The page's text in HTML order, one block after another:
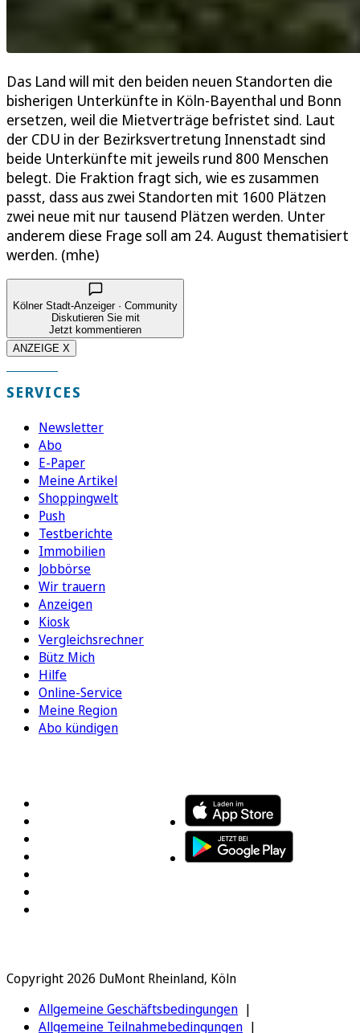
Das Land will mit den beiden neuen Standorten die
bisherigen Unterkünfte in Köln-Bayenthal und Bonn
ersetzen, weil die Mietverträge befristet sind. Laut
der CDU in der Bezirksvertretung Innenstadt sind
beide Unterkünfte mit jeweils rund 800 Menschen
belegt. Die Fraktion fragt sich, wie es zusammen
passt, dass aus zwei Standorten mit 1600 Plätzen
zwei neue mit nur tausend Plätzen werden. Unter
anderem diese Frage soll am 24. August thematisiert
werden. (mhe)
Kölner Stadt-Anzeiger · Community
Diskutieren Sie mit
Jetzt kommentieren
ANZEIGE X
SERVICES
Newsletter
Abo
E-Paper
Meine Artikel
Shoppingwelt
Push
Testberichte
Immobilien
Jobbörse
Wir trauern
Anzeigen
Kiosk
Vergleichsrechner
Bütz Mich
Hilfe
Online-Service
Meine Region
Abo kündigen
Copyright 2026 DuMont Rheinland, Köln
Allgemeine Geschäftsbedingungen
Allgemeine Teilnahmebedingungen